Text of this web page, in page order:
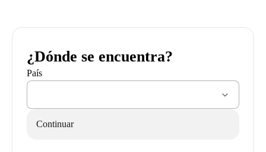
¿Dónde se encuentra?
País
Continuar